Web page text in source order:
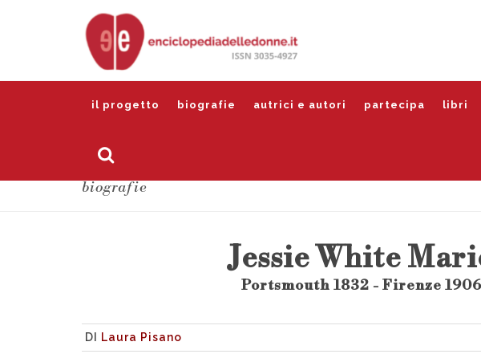
il progetto biografie autrici e autori partecipa libri
biografie
Jessie White
Portsmouth 1832 - Firenze 1906
DI Laura Pisano